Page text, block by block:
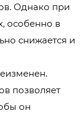
Однако при
особенно в
снижается и
позволяет
он